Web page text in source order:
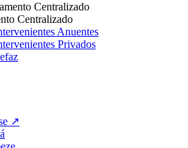
Centralizado
Centralizado
Anuentes
Privados
↗